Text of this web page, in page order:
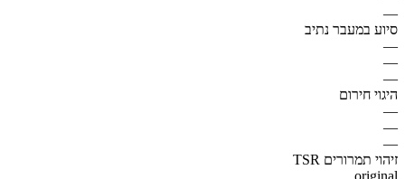
—
סיוע במעבר נתיב
—
—
—
היגוי חירום
—
—
—
זיהוי תמרורים TSR
original